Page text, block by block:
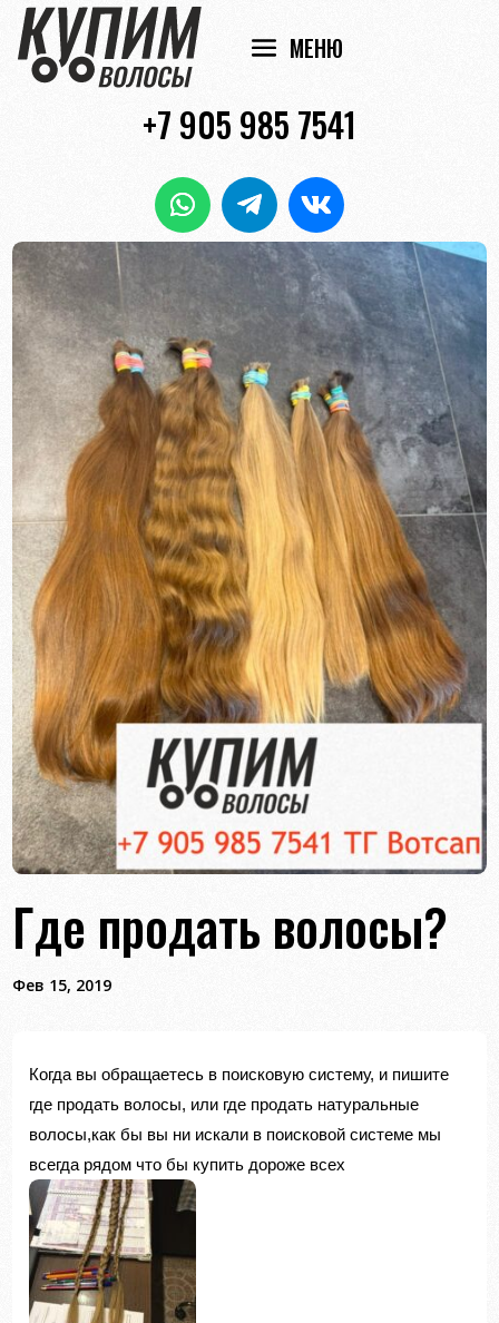
+7 905 985 7541
Где продать волосы?
Фев 15, 2019
Когда вы обращаетесь в поисковую систему, и пишите
где продать волосы, или где продать натуральные
волосы,как бы вы ни искали в поисковой системе мы
всегда рядом что бы купить дороже всех